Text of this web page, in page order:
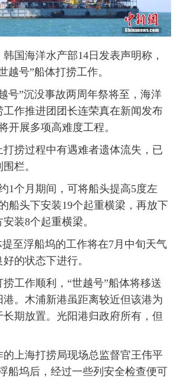
海洋水产部14日发表声明称，
越号”船体打捞工作。
”沉没事故两周年祭将至，海洋
工作推进团团长连荣真在新闻发布
开展多项高难度工程。
过程中有遇难者遗体流失，已
栏。
个月期间，可将船头提高5度左
船头下安装19个起重横梁，再放下
装8个起重横梁。
至浮船坞的工作将在7月中旬天气
的状态下进行。
作顺利，“世越号”船体将移送
。木浦新港虽距离较近但该港为
长期放置。光阳港归政府所有，但
上海打捞局现场总监督官王伟平
船坞后，经过一些列安全检查便可